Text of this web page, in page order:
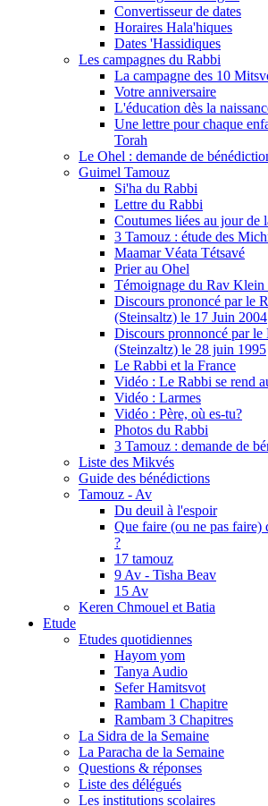
Convertisseur de dates
Horaires Hala'hiques
Dates 'Hassidiques
Les campagnes du Rabbi
La campagne des 10
Votre anniversaire
L'éducation dès la
Une lettre pour chaque
Torah
Le Ohel : demande de
Guimel Tamouz
Si'ha du Rabbi
Lettre du Rabbi
Coutumes liées au jour de
3 Tamouz : étude des
Maamar Véata Tétsavé
Prier au Ohel
Témoignage du Rav Klein
Discours prononcé par le
(Steinsaltz) le 17 Juin 2004
Discours pronnoncé par
(Steinzaltz) le 28 juin 1995
Le Rabbi et la France
Vidéo : Le Rabbi se rend
Vidéo : Larmes
Vidéo : Père, où es-tu?
Photos du Rabbi
3 Tamouz : demande de
Liste des Mikvés
Guide des bénédictions
Tamouz - Av
Du deuil à l'espoir
Que faire (ou ne pas faire)
?
17 tamouz
9 Av - Tisha Beav
15 Av
Keren Chmouel et Batia
Etude
Etudes quotidiennes
Hayom yom
Tanya Audio
Sefer Hamitsvot
Rambam 1 Chapitre
Rambam 3 Chapitres
La Sidra de la Semaine
La Paracha de la Semaine
Questions & réponses
Liste des délégués
Les institutions scolaires